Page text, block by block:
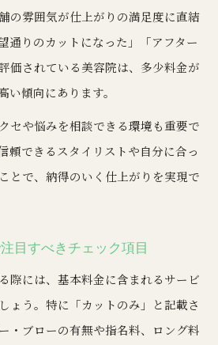
の雰囲気が仕上がりの満足度に直結
通りのカットになった」「アフター
価されている美容院は、多少料金が
い傾向にあります。
セや悩みを相談できる環境も重要で
頼できるスタイリストや自分に合っ
とで、納得のいく仕上がりを実現で
目すべきチェック項目
際には、基本料金に含まれるサービ
ょう。特に「カットのみ」と記載さ
・ブローの有無や指名料、ロング料